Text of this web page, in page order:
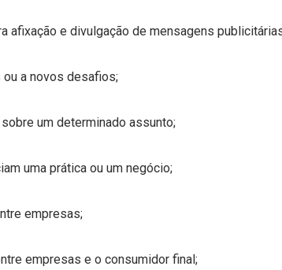
afixação e divulgação de mensagens
a novos desafios;
um determinado assunto;
uma prática ou um negócio;
empresas;
empresas e o consumidor final;